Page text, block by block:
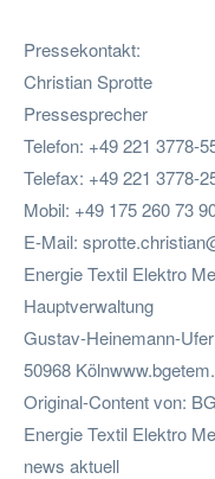
Pressekontakt:
Christian Sprotte
Pressesprecher
Telefon: +49 221 3778-
Telefax: +49 221 3778-
Mobil: +49 175 260 73
E-Mail:
Energie Textil Elektro
Hauptverwaltung
Gustav-Heinemann-
50968
Original-Content von:
Energie Textil Elektro
news aktuell